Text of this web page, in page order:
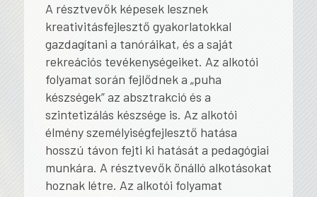
A résztvevők képesek lesznek
kreativitásfejlesztő gyakorlatokkal
gazdagítani a tanóráikat, és a saját
rekreációs tevékenységeiket. Az alkotói
folyamat során fejlődnek a „puha
készségek” az absztrakció és a
szintetizálás készsége is. Az alkotói
élmény személyiségfejlesztő hatása
hosszú távon fejti ki hatását a pedagógiai
munkára. A résztvevők önálló alkotásokat
hoznak létre. Az alkotói folyamat